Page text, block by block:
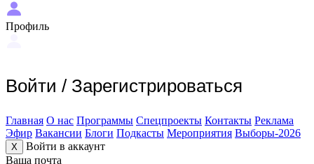
Профиль
Войти / Зарегистрироваться
Главная О нас Программы Спецпроекты Контакты Реклама
Эфир Вакансии Блоги Подкасты Мероприятия Выборы-2026
X
Войти в аккаунт
Ваша почта